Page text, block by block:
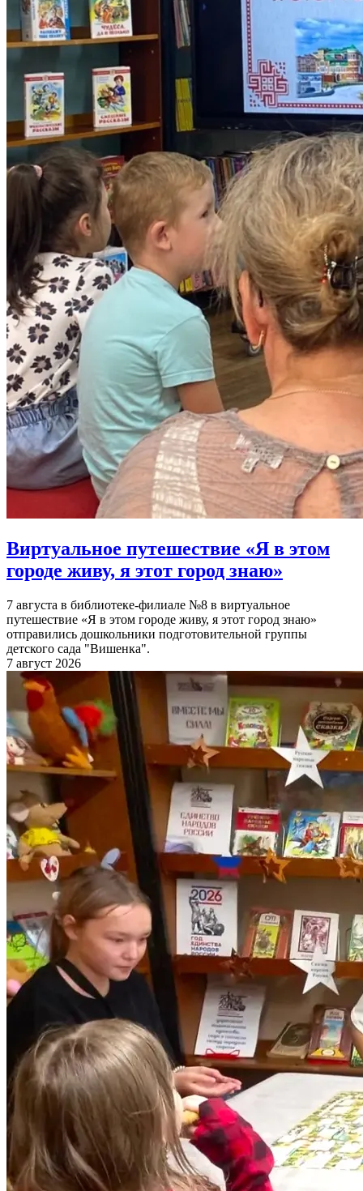
Виртуальное путешествие «Я в этом
городе живу, я этот город знаю»
7 августа в библиотеке-филиале №8 в виртуальное
путешествие «Я в этом городе живу, я этот город знаю»
отправились дошкольники подготовительной группы
детского сада "Вишенка".
7 август 2026